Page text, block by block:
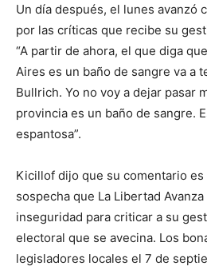
Un día después, el lunes avanzó
por las críticas que recibe su
“A partir de ahora, el que diga
Aires es un baño de sangre va a
Bullrich. Yo no voy a dejar pasar
provincia es un baño de sangre.
espantosa”.
Kicillof dijo que su comentario
sospecha que La Libertad
inseguridad para criticar a su
electoral que se avecina. Los
legisladores locales el 7 de